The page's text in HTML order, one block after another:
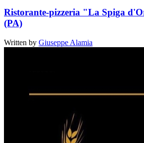
Ristorante-pizzeria "La Spiga
(PA)
Written by Giuseppe Alamia